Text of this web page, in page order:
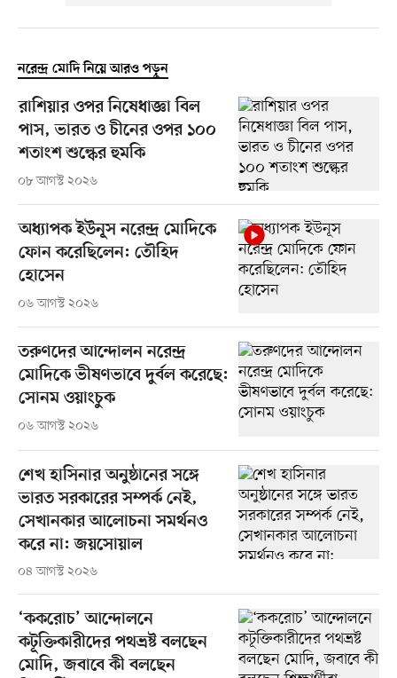
নরেন্দ্র মোদি নিয়ে আরও পড়ুন
রাশিয়ার ওপর নিষেধাজ্ঞা বিল
পাস, ভারত ও চীনের ওপর ১০০
শতাংশ শুল্কের হুমকি
০৮ আগস্ট ২০২৬
অধ্যাপক ইউনূস নরেন্দ্র মোদিকে
ফোন করেছিলেন: তৌহিদ
হোসেন
০৬ আগস্ট ২০২৬
তরুণদের আন্দোলন নরেন্দ্র
মোদিকে ভীষণভাবে দুর্বল করেছে:
সোনম ওয়াংচুক
০৬ আগস্ট ২০২৬
শেখ হাসিনার অনুষ্ঠানের সঙ্গে
ভারত সরকারের সম্পর্ক নেই,
সেখানকার আলোচনা সমর্থনও
করে না: জয়সোয়াল
০৪ আগস্ট ২০২৬
‘ককরোচ’ আন্দোলনে
কটূক্তিকারীদের পথভ্রষ্ট বলছেন
মোদি, জবাবে কী বলছেন